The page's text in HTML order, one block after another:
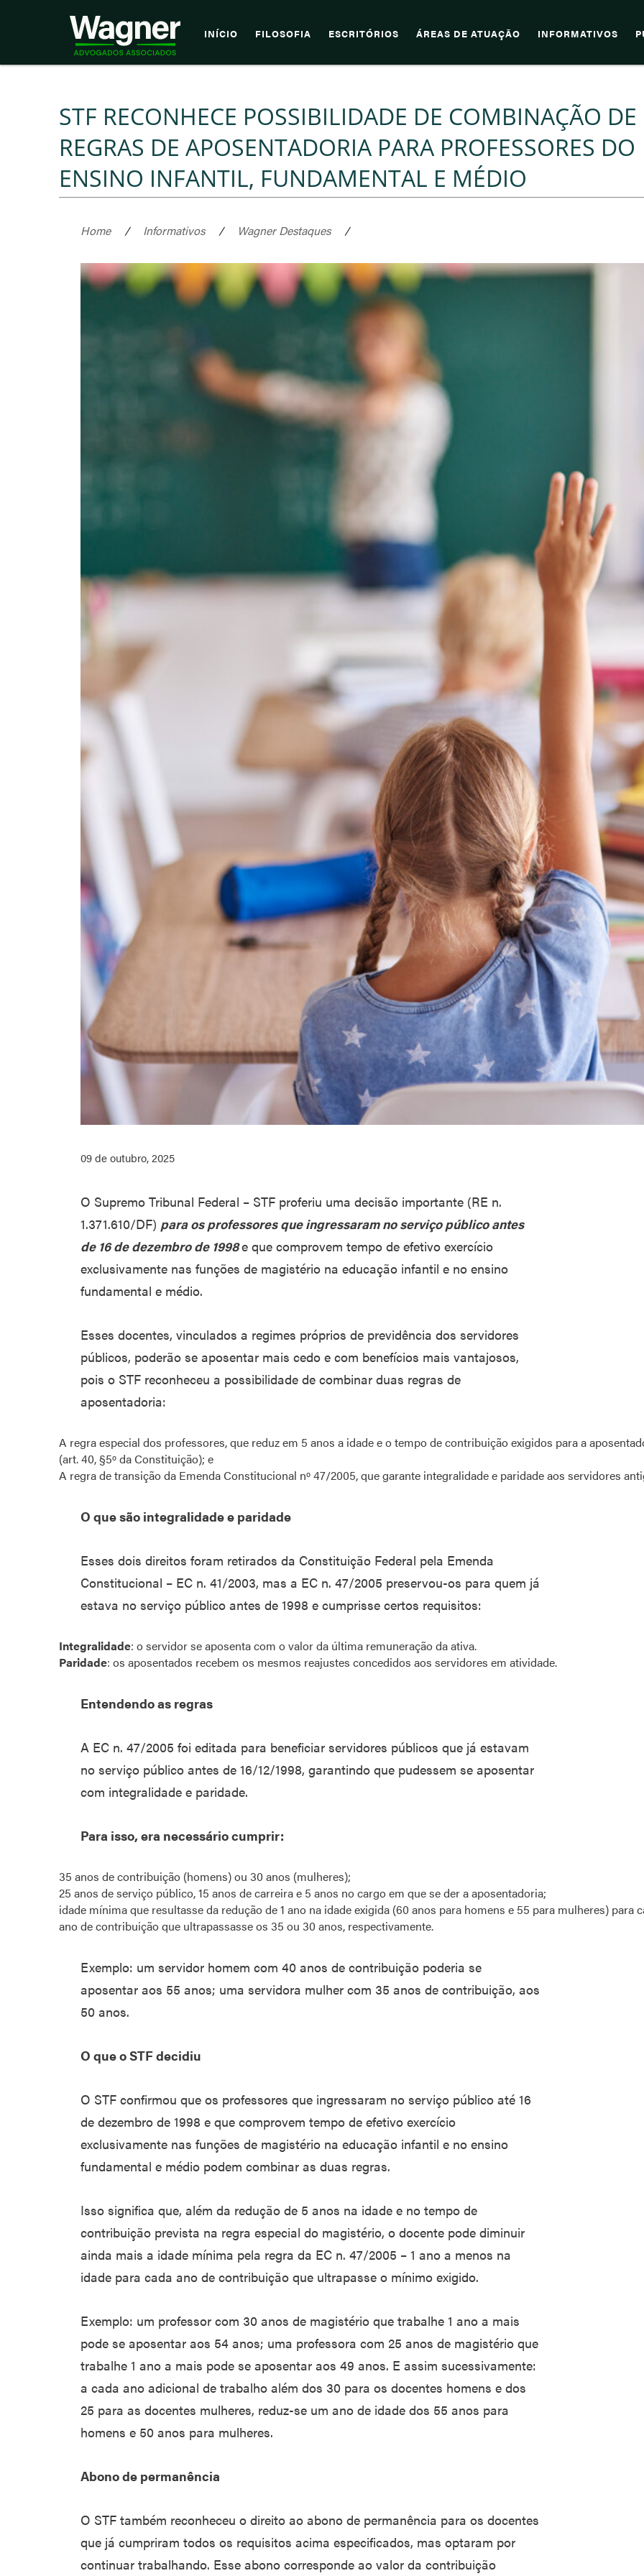
INÍCIO FILOSOFIA ESCRITÓRIOS ÁREAS DE ATUAÇÃO INFORMATIVOS
STF RECONHECE POSSIBILIDADE DE COMBINAÇÃO DE
REGRAS DE APOSENTADORIA PARA PROFESSORES DO
ENSINO INFANTIL, FUNDAMENTAL E MÉDIO
Home / Informativos / Wagner Destaques /
09 de outubro, 2025
O Supremo Tribunal Federal – STF proferiu uma decisão importante (RE n.
1.371.610/DF) para os professores que ingressaram no serviço público antes
de 16 de dezembro de 1998e que comprovem tempo de efetivo exercício
exclusivamente nas funções de magistério na educação infantil e no ensino
fundamental e médio.
Esses docentes, vinculados a regimes próprios de previdência dos servidores
públicos, poderão se aposentar mais cedo e com benefícios mais vantajosos,
pois o STF reconheceu a possibilidade de combinar duas regras de
aposentadoria:
A regra especial dos professores, que reduz em 5 anos a idade e o tempo de contribuição exigidos para a
(art. 40, §5º da Constituição); e
A regra de transição da Emenda Constitucional nº 47/2005, que garante integralidade e paridade aos servidores
O que são integralidade e paridade
Esses dois direitos foram retirados da Constituição Federal pela Emenda
Constitucional – EC n. 41/2003, mas a EC n. 47/2005 preservou-os para quem já
estava no serviço público antes de 1998 e cumprisse certos requisitos:
Integralidade: o servidor se aposenta com o valor da última remuneração da ativa.
Paridade: os aposentados recebem os mesmos reajustes concedidos aos servidores em atividade.
Entendendo as regras
A EC n. 47/2005 foi editada para beneficiar servidores públicos que já estavam
no serviço público antes de 16/12/1998, garantindo que pudessem se aposentar
com integralidade e paridade.
Para isso, era necessário cumprir:
35 anos de contribuição (homens) ou 30 anos (mulheres);
25 anos de serviço público, 15 anos de carreira e 5 anos no cargo em que se der a aposentadoria;
idade mínima que resultasse da redução de 1 ano na idade exigida (60 anos para homens e 55 para mulheres) para
ano de contribuição que ultrapassasse os 35 ou 30 anos, respectivamente.
Exemplo: um servidor homem com 40 anos de contribuição poderia se
aposentar aos 55 anos; uma servidora mulher com 35 anos de contribuição, aos
50 anos.
O que o STF decidiu
O STF confirmou que os professores que ingressaram no serviço público até 16
de dezembro de 1998 e que comprovem tempo de efetivo exercício
exclusivamente nas funções de magistério na educação infantil e no ensino
fundamental e médio podem combinar as duas regras.
Isso significa que, além da redução de 5 anos na idade e no tempo de
contribuição prevista na regra especial do magistério, o docente pode diminuir
ainda mais a idade mínima pela regra da EC n. 47/2005 – 1 ano a menos na
idade para cada ano de contribuição que ultrapasse o mínimo exigido.
Exemplo: um professor com 30 anos de magistério que trabalhe 1 ano a mais
pode se aposentar aos 54 anos; uma professora com 25 anos de magistério que
trabalhe 1 ano a mais pode se aposentar aos 49 anos. E assim sucessivamente:
a cada ano adicional de trabalho além dos 30 para os docentes homens e dos
25 para as docentes mulheres, reduz-se um ano de idade dos 55 anos para
homens e 50 anos para mulheres.
Abono de permanência
O STF também reconheceu o direito ao abono de permanência para os docentes
que já cumpriram todos os requisitos acima especificados, mas optaram por
continuar trabalhando. Esse abono corresponde ao valor da contribuição